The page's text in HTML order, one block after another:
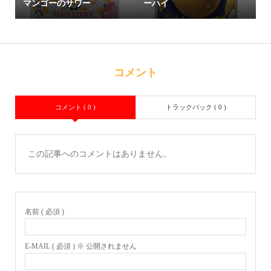
マンゴーのサワー
ーハイ
コメント
コメント ( 0 ) トラックバック ( 0 )
この記事へのコメントはありません。
名前 ( 必須 )
E-MAIL ( 必須 ) ※ 公開されません